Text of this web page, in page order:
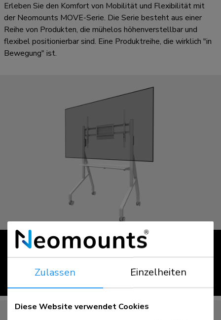
Erleben Sie den Komfort von Mobilität und Flexibilität mit
der Neomounts MOVE-Serie. Die Serie besteht aus einer
Reihe von Produkten, die mühelos höhenverstellbar und
flexibel positionierbar sind. Eine Produktreihe, die wirklich "in
Bewegung" ist.
MOVE | Go
ansehen >
Zulassen Einzelheiten
Diese Website verwendet Cookies